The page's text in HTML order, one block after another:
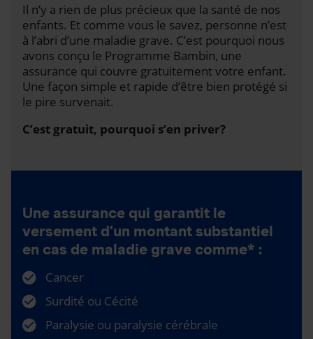
Il n’y a rien de plus précieux que la santé de nos
enfants. Et comme vous le savez, personne n’est
à l’abri d’une maladie grave. C’est pourquoi nous
avons conçu le Programme Bambin, une
assurance qui couvre gratuitement votre enfant.
Une façon simple et rapide d’être bien protégé si
le pire survenait.
C’est gratuit, pourquoi s’en priver?
Une assurance qui garantit le
versement d’un montant substantiel
en cas de maladie grave comme* :
Cancer
Surdité ou Cécité
Paralysie ou paralysie cérébrale